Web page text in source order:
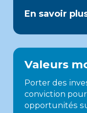
En savoir
Valeurs
Porter des
conviction
opportunités